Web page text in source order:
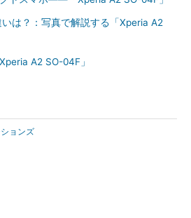
は？：写真で解説する「Xperia A2
A2 SO-04F」
ョンズ